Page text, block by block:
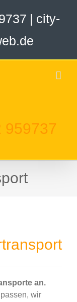
| city-
959737
an.
wir